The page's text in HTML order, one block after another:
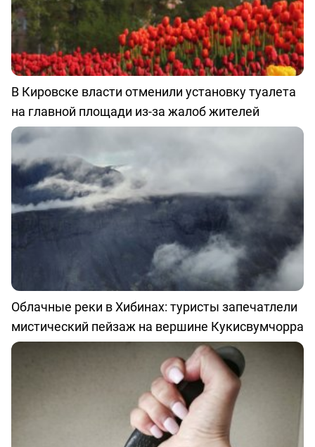
В Кировске власти отменили установку туалета
на главной площади из-за жалоб жителей
Облачные реки в Хибинах: туристы запечатлели
мистический пейзаж на вершине Кукисвумчорра